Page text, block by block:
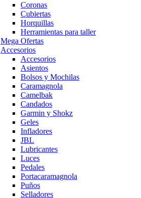
Coronas
Cubiertas
Horquillas
Herramientas para taller
Mega Ofertas
Accesorios
Accesorios
Asientos
Bolsos y Mochilas
Caramagnola
Camelbak
Candados
Garmin y Shokz
Geles
Infladores
JBL
Lubricantes
Luces
Pedales
Portacaramagnola
Puños
Selladores